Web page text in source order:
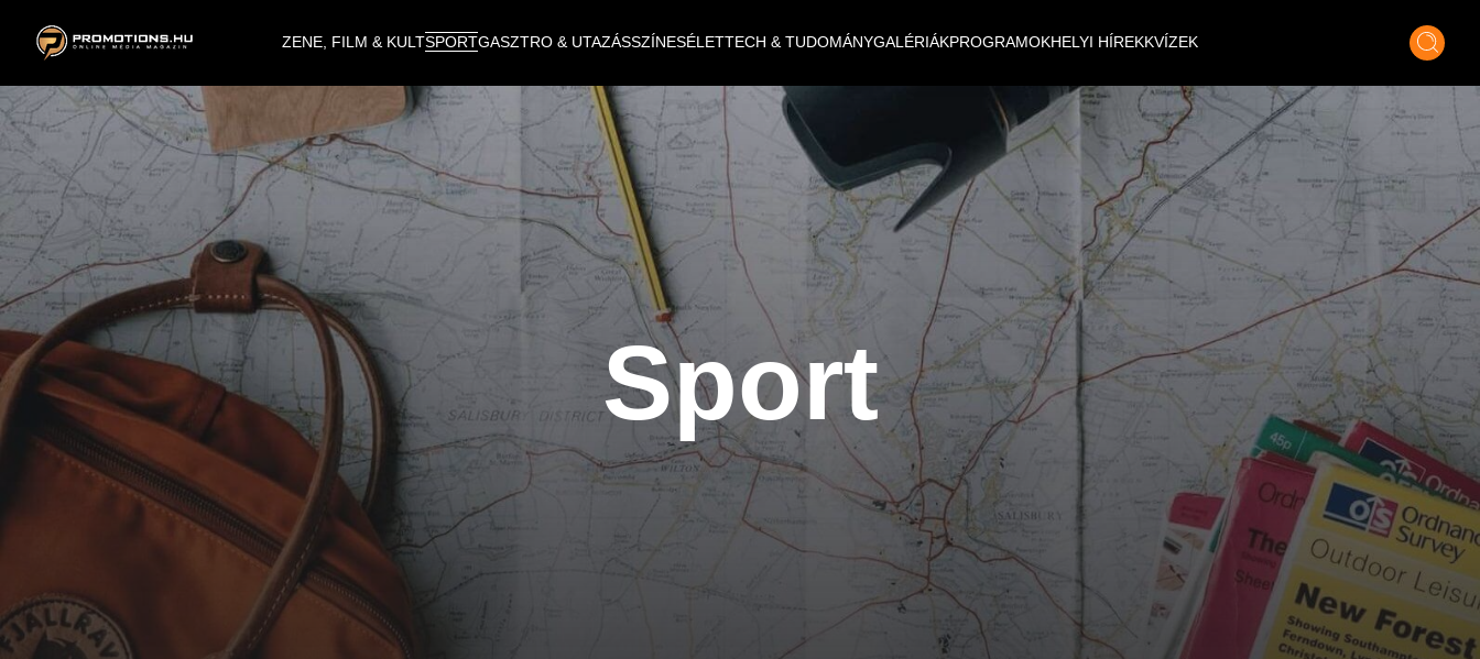
ZENE, FILM & KULTSPORTGASZTRO & UTAZÁSSZÍNESÉLETTECH & TUDOMÁNYGALÉRIÁKPROGRAMOKHELYI HÍREKKVÍZEK
Sport